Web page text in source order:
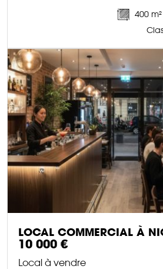
400 m²
DÉCOUVRIR CE BIEN
LOCAL COMMERCIAL À
10 000 €
Local à vendre